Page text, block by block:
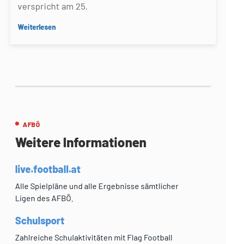
verspricht am 25.
Weiterlesen
AFBÖ
Weitere Informationen
live.football.at
Alle Spielpläne und alle Ergebnisse sämtlicher
Ligen des AFBÖ.
Schulsport
Zahlreiche Schulaktivitäten mit Flag Football